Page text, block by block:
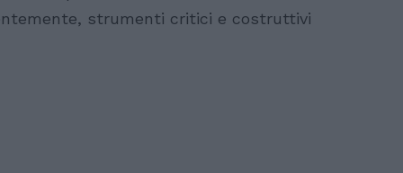
strumenti critici e costruttivi